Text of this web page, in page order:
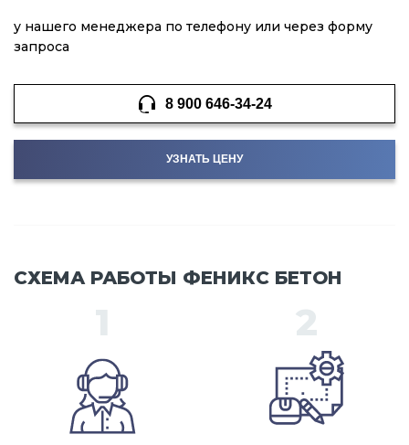
у нашего менеджера по телефону или через форму
запроса
8 900 646-34-24
УЗНАТЬ ЦЕНУ
СХЕМА РАБОТЫ ФЕНИКС БЕТОН